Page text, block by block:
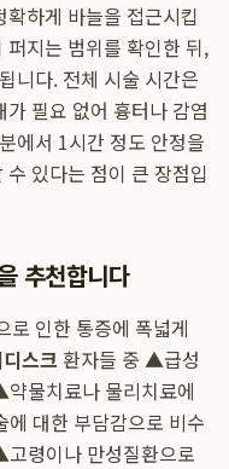
하게 바늘을 접근시킵
지는 범위를 확인한 뒤,
니다. 전체 시술 시간은
필요 없어 흉터나 감염
에서 1시간 정도 안정을
있다는 점이 큰 장점입
추천합니다
로 인한 통증에 폭넓게
스크 환자들 중 ▲급성
물치료나 물리치료에
대한 부담감으로 비수
령이나 만성질환으로